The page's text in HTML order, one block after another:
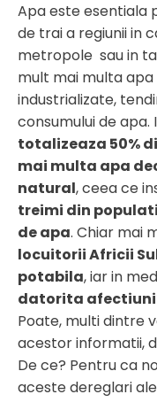
Apa este esentiala
de trai a regiunii in
metropole sau in
mult mai multa
industrializate,
consumului de apa.
totalizeaza 50%
mai multa apa
natural, ceea ce
treimi din
de apa. Chiar mai
locuitorii Africii
potabila, iar in
datorita
Poate, multi dintre
acestor informatii,
De ce? Pentru ca
aceste dereglari